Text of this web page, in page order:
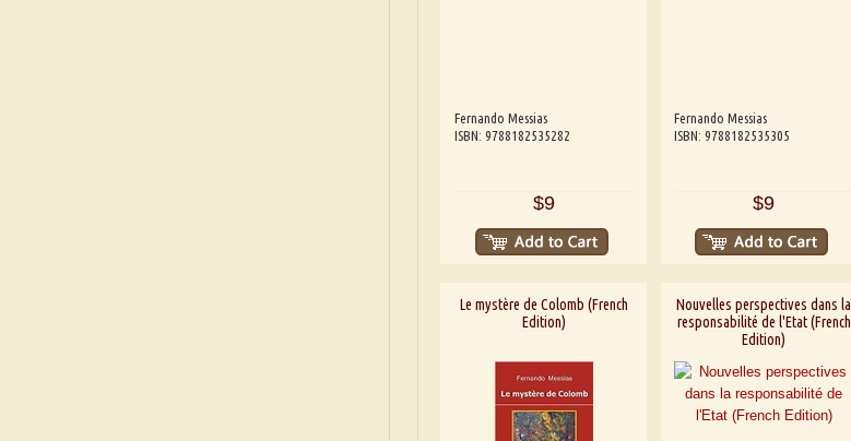
Fernando Messias
ISBN: 9788182535282
$9
Fernando Messias
ISBN: 9788182535305
$9
Le mystère de Colomb (French
Edition)
Nouvelles perspectives dans la
responsabilité de l'Etat (French
Edition)